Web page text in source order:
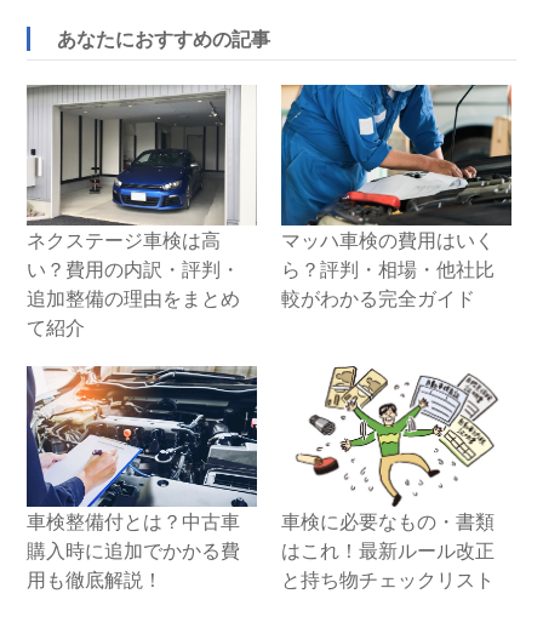
あなたにおすすめの記事
ネクステージ車検は高
い？費用の内訳・評判・
追加整備の理由をまとめ
て紹介
マッハ車検の費用はいく
ら？評判・相場・他社比
較がわかる完全ガイド
車検整備付とは？中古車
購入時に追加でかかる費
用も徹底解説！
車検に必要なもの・書類
はこれ！最新ルール改正
と持ち物チェックリスト